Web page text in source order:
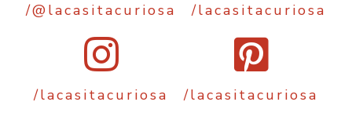
/@lacasitacuriosa /lacasitacuriosa
/lacasitacuriosa /lacasitacuriosa